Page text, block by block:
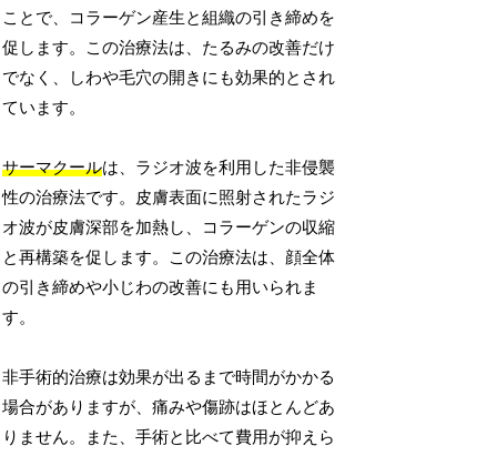
ことで、コラーゲン産生と組織の引き締めを
促します。この治療法は、たるみの改善だけ
でなく、しわや毛穴の開きにも効果的とされ
ています。
サーマクールは、ラジオ波を利用した非侵襲
性の治療法です。皮膚表面に照射されたラジ
オ波が皮膚深部を加熱し、コラーゲンの収縮
と再構築を促します。この治療法は、顔全体
の引き締めや小じわの改善にも用いられま
す。
非手術的治療は効果が出るまで時間がかかる
場合がありますが、痛みや傷跡はほとんどあ
りません。また、手術と比べて費用が抑えら